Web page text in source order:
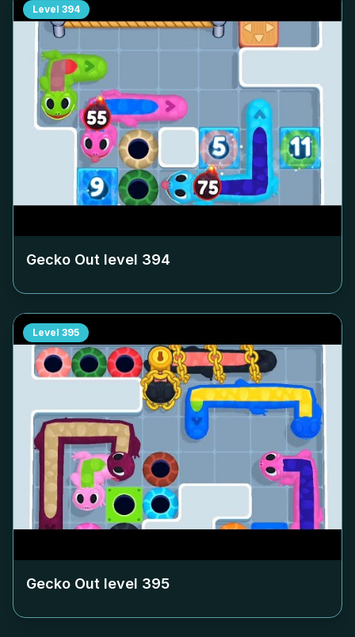
Level 394
Gecko Out level 394
Level 395
Gecko Out level 395